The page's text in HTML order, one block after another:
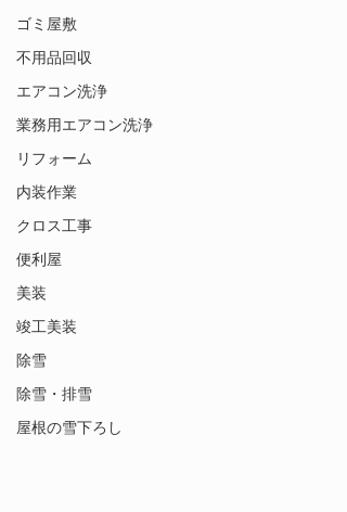
ゴミ屋敷
不用品回収
エアコン洗浄
業務用エアコン洗浄
リフォーム
内装作業
クロス工事
便利屋
美装
竣工美装
除雪
除雪・排雪
屋根の雪下ろし